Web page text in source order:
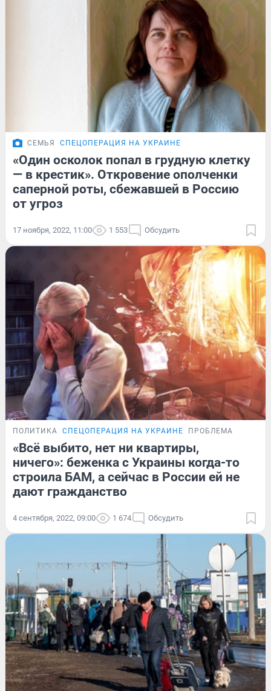
СЕМЬЯ СПЕЦОПЕРАЦИЯ НА УКРАИНЕ
«Один осколок попал в грудную клетку
— в крестик». Откровение ополченки
саперной роты, сбежавшей в Россию
от угроз
17 ноября, 2022, 11:00 1 553 Обсудить
ПОЛИТИКА СПЕЦОПЕРАЦИЯ НА УКРАИНЕ ПРОБЛЕМА
«Всё выбито, нет ни квартиры,
ничего»: беженка с Украины когда-то
строила БАМ, а сейчас в России ей не
дают гражданство
4 сентября, 2022, 09:00 1 674 Обсудить